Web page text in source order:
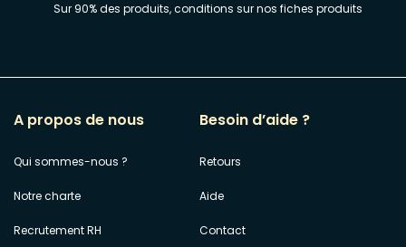
Sur 90% des produits, conditions sur nos fiches produits
A propos de nous
Qui sommes-nous ?
Notre charte
Recrutement RH
Besoin d’aide ?
Retours
Aide
Contact